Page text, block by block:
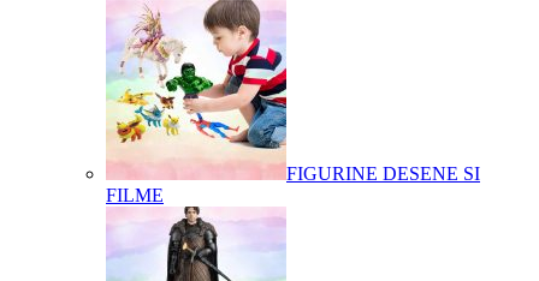
FIGURINE DESENE SI
FILME